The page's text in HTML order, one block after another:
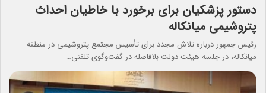
دستور پزشکیان برای برخورد با خاطیان احداث
پتروشیمی میانکاله
رئیس جمهور درباره تلاش مجدد برای تأسیس مجتمع پتروشیمی در منطقه
میانکاله، در جلسه هیئت دولت بلافاصله در گفت‌وگوی تلفنی…